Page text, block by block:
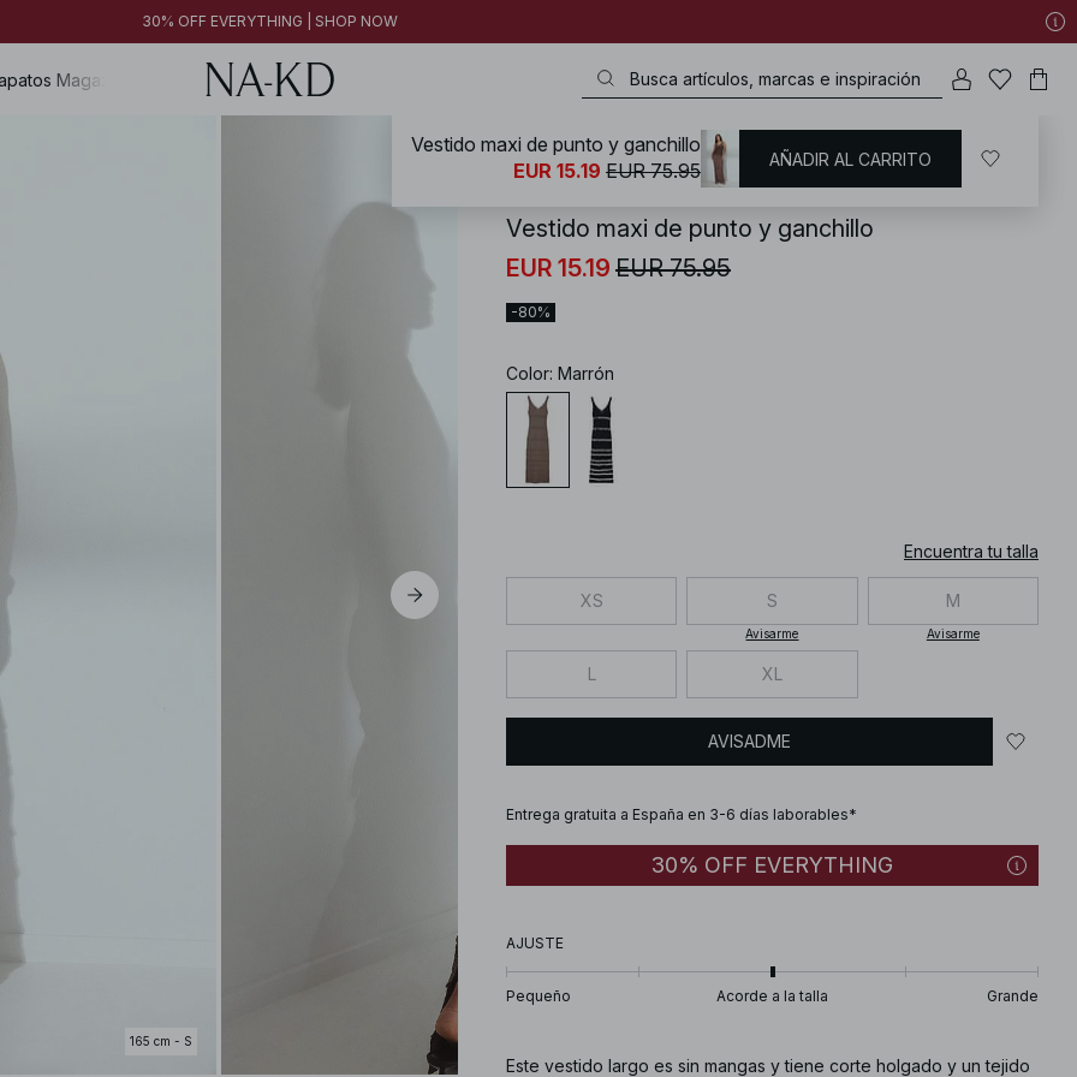
30% OFF EVERYTHING | SHOP NOW
Magazine
165 cm - S
NA-KD / Vestidos / Vestidos de punto
Vestido maxi de punto y ganchillo
EUR 15.19 EUR 75.95
-80%
Color: Marrón
Encuentra tu talla
XS S
Avisarme
M
Avisarme
L XL
AVISADME
Entrega gratuita a España en 3-6 días laborables*
30% OFF EVERYTHING
AJUSTE
Pequeño Acorde a la talla Grande
Este vestido largo es sin mangas y tiene corte holgado y un tejido
Vestido maxi de punto y ganchillo
EUR 15.19 EUR 75.95 AÑADIR AL CARRITO